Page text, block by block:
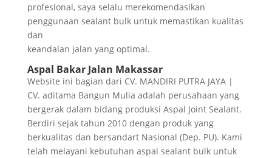
profesional, saya selalu merekomendasikan
penggunaan sealant bulk untuk memastikan kualitas
dan
keandalan jalan yang optimal.
Aspal Bakar Jalan Makassar
Website ini bagian dari CV. MANDIRI PUTRA JAYA |
CV. aditama Bangun Mulia adalah perusahaan yang
bergerak dalam bidang produksi Aspal Joint Sealant.
Berdiri sejak tahun 2010 dengan produk yang
berkualitas dan bersandart Nasional (Dep. PU). Kami
telah melayani kebutuhan aspal sealant bulk untuk